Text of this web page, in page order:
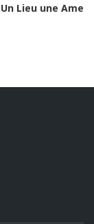
Un Lieu une Ame